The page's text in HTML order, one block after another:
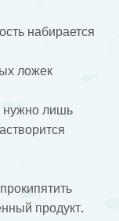
набирается
ложек
нужно лишь
продукт.